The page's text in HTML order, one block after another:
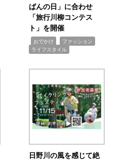
ばんの日」に合わせ
「旅行川柳コンテス
ト」を開催
おでかけ ファッション
ライフスタイル
日野川の風を感じて絶